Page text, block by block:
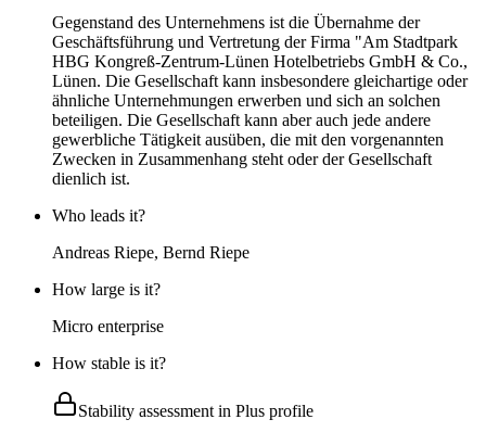
Gegenstand des Unternehmens ist die Übernahme der
Geschäftsführung und Vertretung der Firma "Am Stadtpark
HBG Kongreß-Zentrum-Lünen Hotelbetriebs GmbH & Co.,
Lünen. Die Gesellschaft kann insbesondere gleichartige oder
ähnliche Unternehmungen erwerben und sich an solchen
beteiligen. Die Gesellschaft kann aber auch jede andere
gewerbliche Tätigkeit ausüben, die mit den vorgenannten
Zwecken in Zusammenhang steht oder der Gesellschaft
dienlich ist.
Who leads it?
Andreas Riepe, Bernd Riepe
How large is it?
Micro enterprise
How stable is it?
Stability assessment in Plus profile